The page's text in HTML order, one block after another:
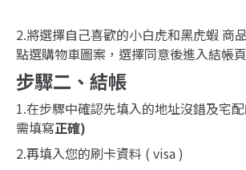
2.將選擇自己喜歡的小白虎和黑虎蝦 商
點選購物車圖案，選擇同意後進入結帳
步驟二、結帳
1.在步驟中確認先填入的地址沒錯及宅
需填寫正確)
2.再填入您的刷卡資料 ( visa )